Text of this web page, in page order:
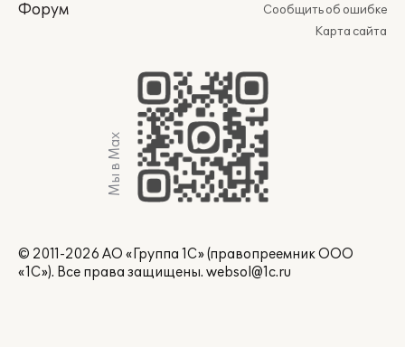
Форум
Сообщить об ошибке
Карта сайта
Мы в Max
© 2011-2026 АО «Группа 1С» (правопреемник ООО
«1С»). Все права защищены. websol@1c.ru